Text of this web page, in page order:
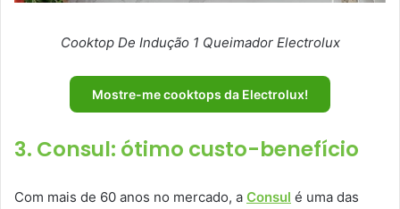
Cooktop De Indução 1 Queimador Electrolux
Mostre-me cooktops da Electrolux!
3. Consul: ótimo custo-benefício
Com mais de 60 anos no mercado, a Consul é uma das